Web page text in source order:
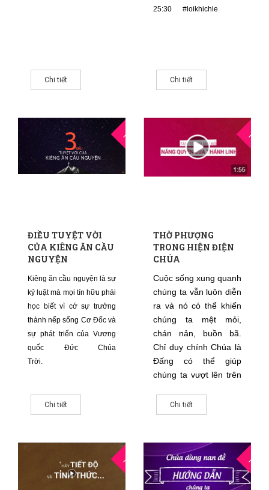
Chi tiết
25:30
#loikhichle
Chi tiết
THG1
ĐIỀU TUYỆT VỜI
CỦA KIÊNG ĂN CẦU
NGUYỆN
Kiêng ăn cầu nguyện là sự
kỷ luật mà mọi tín hữu phải
học biết vì cớ sự trưởng
thành nếp sống Cơ Đốc và
sự phát triển của Vương
quốc Đức Chúa
Trời.
Chi tiết
THG9
THỜ PHƯỢNG
TRONG HIỆN ĐIỆN
CHÚA
Cuộc sống xung quanh
chúng ta vẫn luôn diễn
ra và nó có thể khiến
chúng ta mệt mỏi,
chán nản, buồn bã.
Chỉ duy chính Chúa là
Đấng có thể giúp
chúng ta vượt lên trên
ấy. Nhưng làm cách
nào để Ngài có thể
quyết giúp chúng
ta.
Chi tiết
19
THG9 THG6